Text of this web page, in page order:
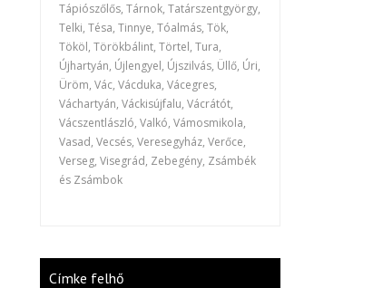
Tápiószőlős, Tárnok, Tatárszentgyörgy,
Telki, Tésa, Tinnye, Tóalmás, Tök,
Tököl, Törökbálint, Törtel, Tura,
Újhartyán, Újlengyel, Újszilvás, Üllő, Úri,
Üröm, Vác, Vácduka, Vácegres,
Váchartyán, Váckisújfalu, Vácrátót,
Vácszentlászló, Valkó, Vámosmikola,
Vasad, Vecsés, Veresegyház, Verőce,
Verseg, Visegrád, Zebegény, Zsámbék
és Zsámbok
Címke felhő